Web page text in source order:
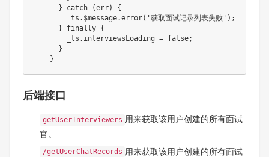
}
catch (err)
{
        _ts
. $message.error( '获取面试记录列表失败' ) ;
}
finally {
        _ts
. interviewsLoading = false;
}
}
后端接口
getUserInterviewers 用来获取该用户创建的所有面试
官。
/getUserChatRecords 用来获取该用户创建的所有面试